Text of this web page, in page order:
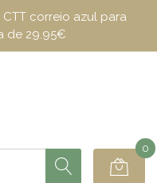
correio azul para
de 29.95€
0